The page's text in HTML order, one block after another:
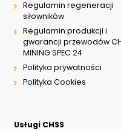
Regulamin regeneracji
siłowników
Regulamin produkcji i
gwarancji przewodów
MINING SPEC 24
Polityka prywatności
Polityka Cookies
Usługi CHSS